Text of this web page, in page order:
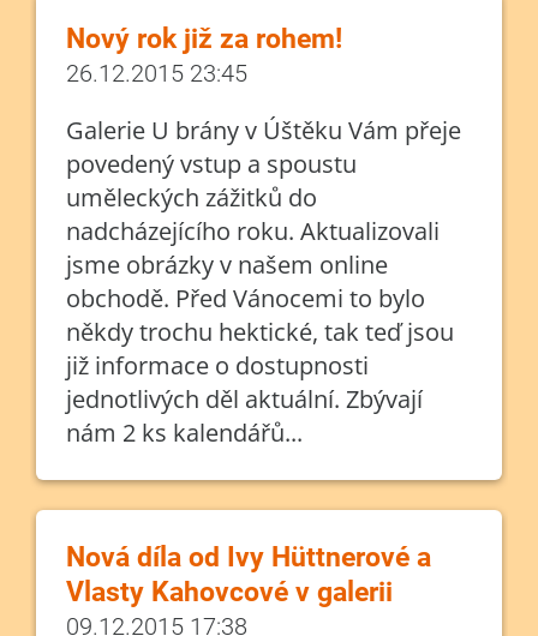
Nový rok již za rohem!
26.12.2015 23:45
Galerie U brány v Úštěku Vám přeje
povedený vstup a spoustu
uměleckých zážitků do
nadcházejícího roku. Aktualizovali
jsme obrázky v našem online
obchodě. Před Vánocemi to bylo
někdy trochu hektické, tak teď jsou
již informace o dostupnosti
jednotlivých děl aktuální. Zbývají
nám 2 ks kalendářů...
Nová díla od Ivy Hüttnerové a
Vlasty Kahovcové v galerii
09.12.2015 17:38